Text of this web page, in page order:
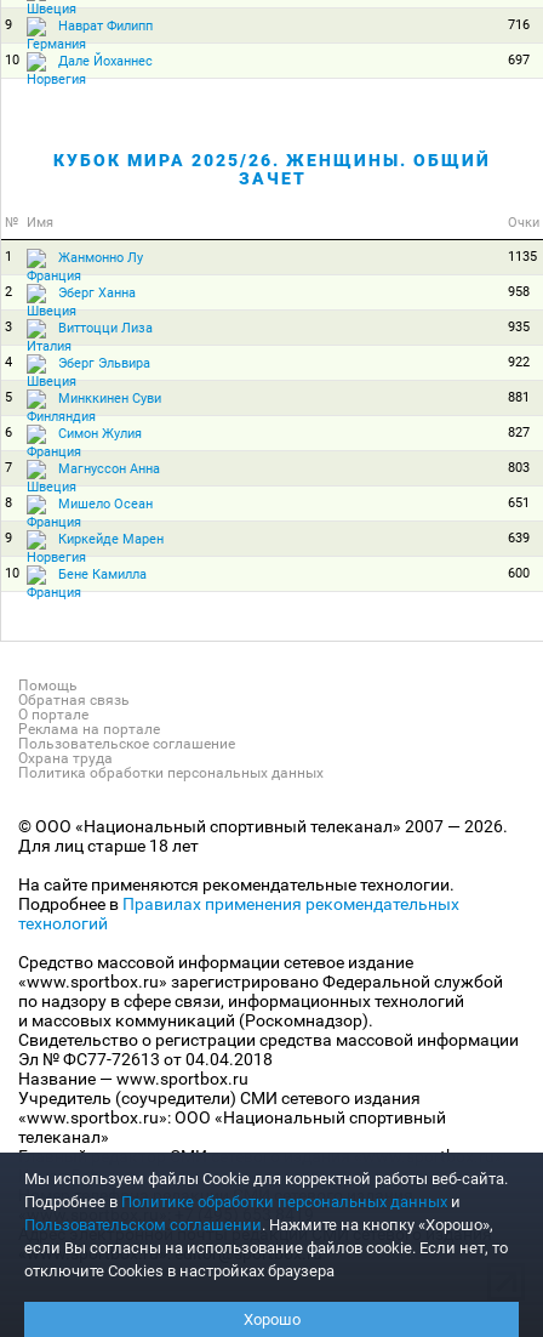
9 Наврат Филипп 716
10 Дале Йоханнес 697
КУБОК МИРА 2025/26. ЖЕНЩИНЫ. ОБЩИЙ
ЗАЧЕТ
№ Имя Очки
1 Жанмонно Лу 1135
2 Эберг Ханна 958
3 Виттоцци Лиза 935
4 Эберг Эльвира 922
5 Минккинен Суви 881
6 Симон Жулия 827
7 Магнуссон Анна 803
8 Мишело Осеан 651
9 Киркейде Марен 639
10 Бене Камилла 600
Помощь
Обратная связь
О портале
Реклама на портале
Пользовательское соглашение
Охрана труда
Политика обработки персональных данных
© ООО «Национальный спортивный телеканал» 2007 — 2026.
Для лиц старше 18 лет
На сайте применяются рекомендательные технологии.
Подробнее в Правилах применения рекомендательных
технологий
Средство массовой информации сетевое издание
«www.sportbox.ru» зарегистрировано Федеральной службой
по надзору в сфере связи, информационных технологий
и массовых коммуникаций (Роскомнадзор).
Свидетельство о регистрации средства массовой информации
Эл № ФС77-72613 от 04.04.2018
Название — www.sportbox.ru
Учредитель (соучредители) СМИ сетевого издания
«www.sportbox.ru»: ООО «Национальный спортивный
телеканал»
Главный редактор СМИ сетевого издания «www.sportbox.ru»:
Конов В.А.
Номер телефона редакции СМИ сетевого издания
«www.sportbox.ru»: +7 (495) 653 8419
Адрес электронной почты редакции СМИ сетевого издания
«www.sportbox.ru»: editor@sportbox.ru
Мы используем файлы Сookie для корректной работы веб-сайта.
Подробнее в Политике обработки персональных данных и
Пользовательском соглашении. Нажмите на кнопку «Хорошо»,
если Вы согласны на использование файлов cookie. Если нет, то
отключите Cookies в настройках браузера
Хорошо